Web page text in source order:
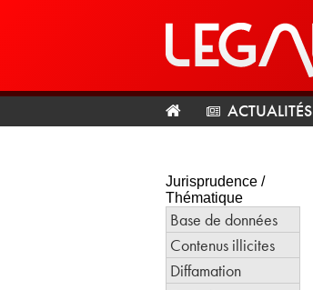
ACTUALITÉS
Jurisprudence /
Thématique
Base de données
Contenus illicites
Diffamation